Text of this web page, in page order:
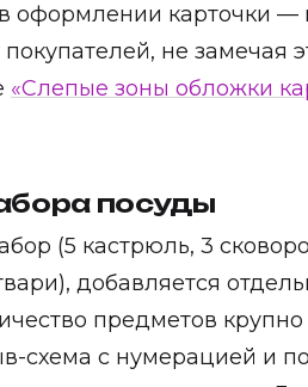
оформлении карточки —
не замечая
«Слепые зоны обложки
посуды
(5 кастрюль, 3
добавляется
предметов крупно
схема с нумерацией и